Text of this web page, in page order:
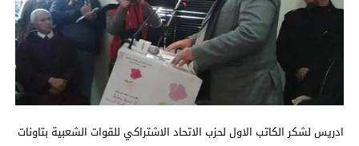
ادريس لشكر الكاتب الاول لحزب الاتحاد الاشتراكي للقوات الشعبية بتاونات